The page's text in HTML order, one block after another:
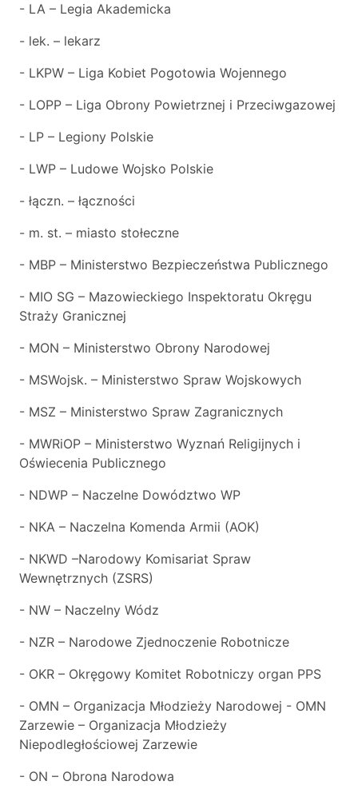
- LA – Legia Akademicka
- lek. – lekarz
- LKPW – Liga Kobiet Pogotowia Wojennego
- LOPP – Liga Obrony Powietrznej i Przeciwgazowej
- LP – Legiony Polskie
- LWP – Ludowe Wojsko Polskie
- łączn. – łączności
- m. st. – miasto stołeczne
- MBP – Ministerstwo Bezpieczeństwa Publicznego
- MIO SG – Mazowieckiego Inspektoratu Okręgu
Straży Granicznej
- MON – Ministerstwo Obrony Narodowej
- MSWojsk. – Ministerstwo Spraw Wojskowych
- MSZ – Ministerstwo Spraw Zagranicznych
- MWRiOP – Ministerstwo Wyznań Religijnych i
Oświecenia Publicznego
- NDWP – Naczelne Dowództwo WP
- NKA – Naczelna Komenda Armii (AOK)
- NKWD –Narodowy Komisariat Spraw
Wewnętrznych (ZSRS)
- NW – Naczelny Wódz
- NZR – Narodowe Zjednoczenie Robotnicze
- OKR – Okręgowy Komitet Robotniczy organ PPS
- OMN – Organizacja Młodzieży Narodowej - OMN
Zarzewie – Organizacja Młodzieży
Niepodległościowej Zarzewie
- ON – Obrona Narodowa